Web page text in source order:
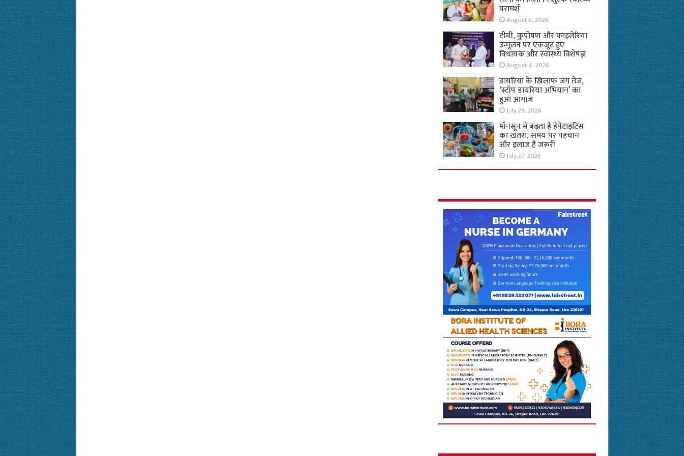
परामर्श
August 6, 2026
टीबी, कुपोषण और फाइलेरिया
उन्मूलन पर एकजुट हुए
विधायक और स्वास्थ्य विशेषज्ञ
August 4, 2026
डायरिया के खिलाफ जंग तेज,
‘स्टॉप डायरिया अभियान’ का
हुआ आगाज
July 29, 2026
मॉनसून में बढ़ता है हेपेटाइटिस
का खतरा, समय पर पहचान
और इलाज है जरूरी
July 27, 2026